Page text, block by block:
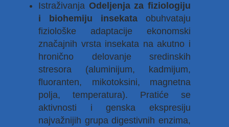
Istraživanja Odeljenja za fiziologiju
i biohemiju insekata obuhvataju
fiziološke adaptacije ekonomski
značajnih vrsta insekata na akutno i
hronično delovanje sredinskih
stresora (aluminijum, kadmijum,
fluoranten, mikotoksini, magnetna
polja, temperatura). Pratiće se
aktivnosti i genska ekspresiju
najvažnijih grupa digestivnih enzima,